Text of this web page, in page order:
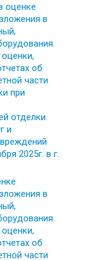
оценке
в
об
части
при
отделки
и
2025г. в г.
в
об
части